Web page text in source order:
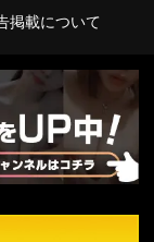
掲載について